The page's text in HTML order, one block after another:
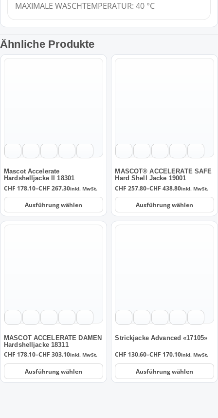
MAXIMALE WASCHTEMPERATUR: 40 °C
Ähnliche Produkte
Mascot Accelerate
Hardshelljacke II 18301
CHF 178.10–CHF 267.30
Preisspanne:
bis
CHF 267.30
inkl. MwSt.
Ausführung wählen
können
auf
der
Produktseite
gewählt
werden
MASCOT® ACCELERATE SAFE
Hard Shell Jacke 19001
CHF 257.80–CHF 438.80
Preisspanne:
bis
CHF 438.80
inkl. MwSt.
Ausführung wählen
können
auf
der
Produktseite
gewählt
werden
MASCOT ACCELERATE DAMEN
Hardshelljacke 18311
CHF 178.10–CHF 303.10
Preisspanne:
bis
CHF 303.10
inkl. MwSt.
Ausführung wählen
können
auf
der
Produktseite
gewählt
werden
Strickjacke Advanced «17105»
CHF 130.60–CHF 170.10
Preisspanne:
bis
CHF 170.10
inkl. MwSt.
Ausführung wählen
können
auf
der
gewählt
werden